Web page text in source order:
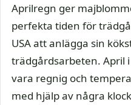
Aprilregn ger
perfekta tiden för
USA att anlägga sin
trädgårdsarbeten. April
vara regnig och
med hjälp av några